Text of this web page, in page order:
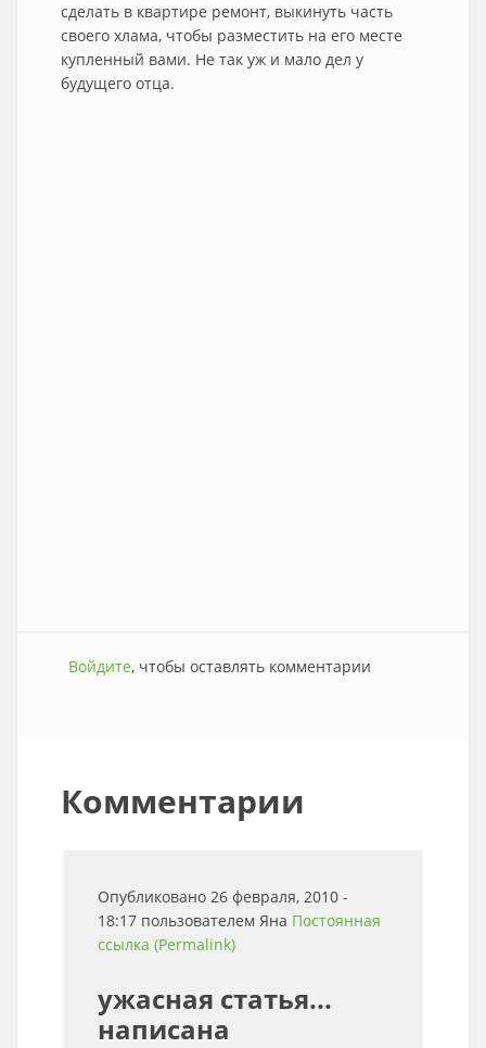
сделать в квартире ремонт, выкинуть часть
своего хлама, чтобы разместить на его месте
купленный вами. Не так уж и мало дел у
будущего отца.
Войдите, чтобы оставлять комментарии
Комментарии
Опубликовано 26 февраля, 2010 -
18:17 пользователем Яна Постоянная
ссылка (Permalink)
ужасная статья...
написана